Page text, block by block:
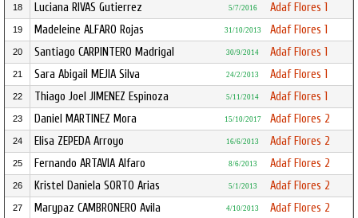
18 Luciana RIVAS Gutierrez 5/7/2016 Adaf Flores 1
19 Madeleine ALFARO Rojas 31/10/2013 Adaf Flores 1
20 Santiago CARPINTERO Madrigal 30/9/2014 Adaf Flores 1
21 Sara Abigail MEJIA Silva 24/2/2013 Adaf Flores 1
22 Thiago Joel JIMENEZ Espinoza 5/11/2014 Adaf Flores 1
23 Daniel MARTINEZ Mora 15/10/2017 Adaf Flores 2
24 Elisa ZEPEDA Arroyo 16/6/2013 Adaf Flores 2
25 Fernando ARTAVIA Alfaro 8/6/2013 Adaf Flores 2
26 Kristel Daniela SORTO Arias 5/1/2013 Adaf Flores 2
27 Marypaz CAMBRONERO Avila 4/10/2013 Adaf Flores 2